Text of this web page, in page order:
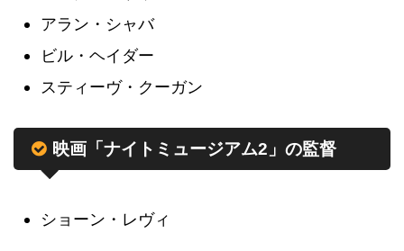
アラン・シャバ
ビル・ヘイダー
スティーヴ・クーガン
映画「ナイトミュージアム2」の監督
ショーン・レヴィ